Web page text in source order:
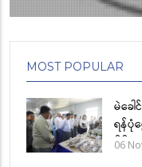
MOST POPULAR
မဲခေ
ရန်ပုံ
မိရိုး
06